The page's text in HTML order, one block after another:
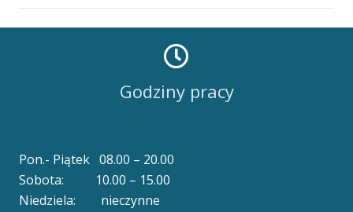
Godziny pracy
Pon.- Piątek 08.00 – 20.00
Sobota: 10.00 – 15.00
Niedziela: nieczynne